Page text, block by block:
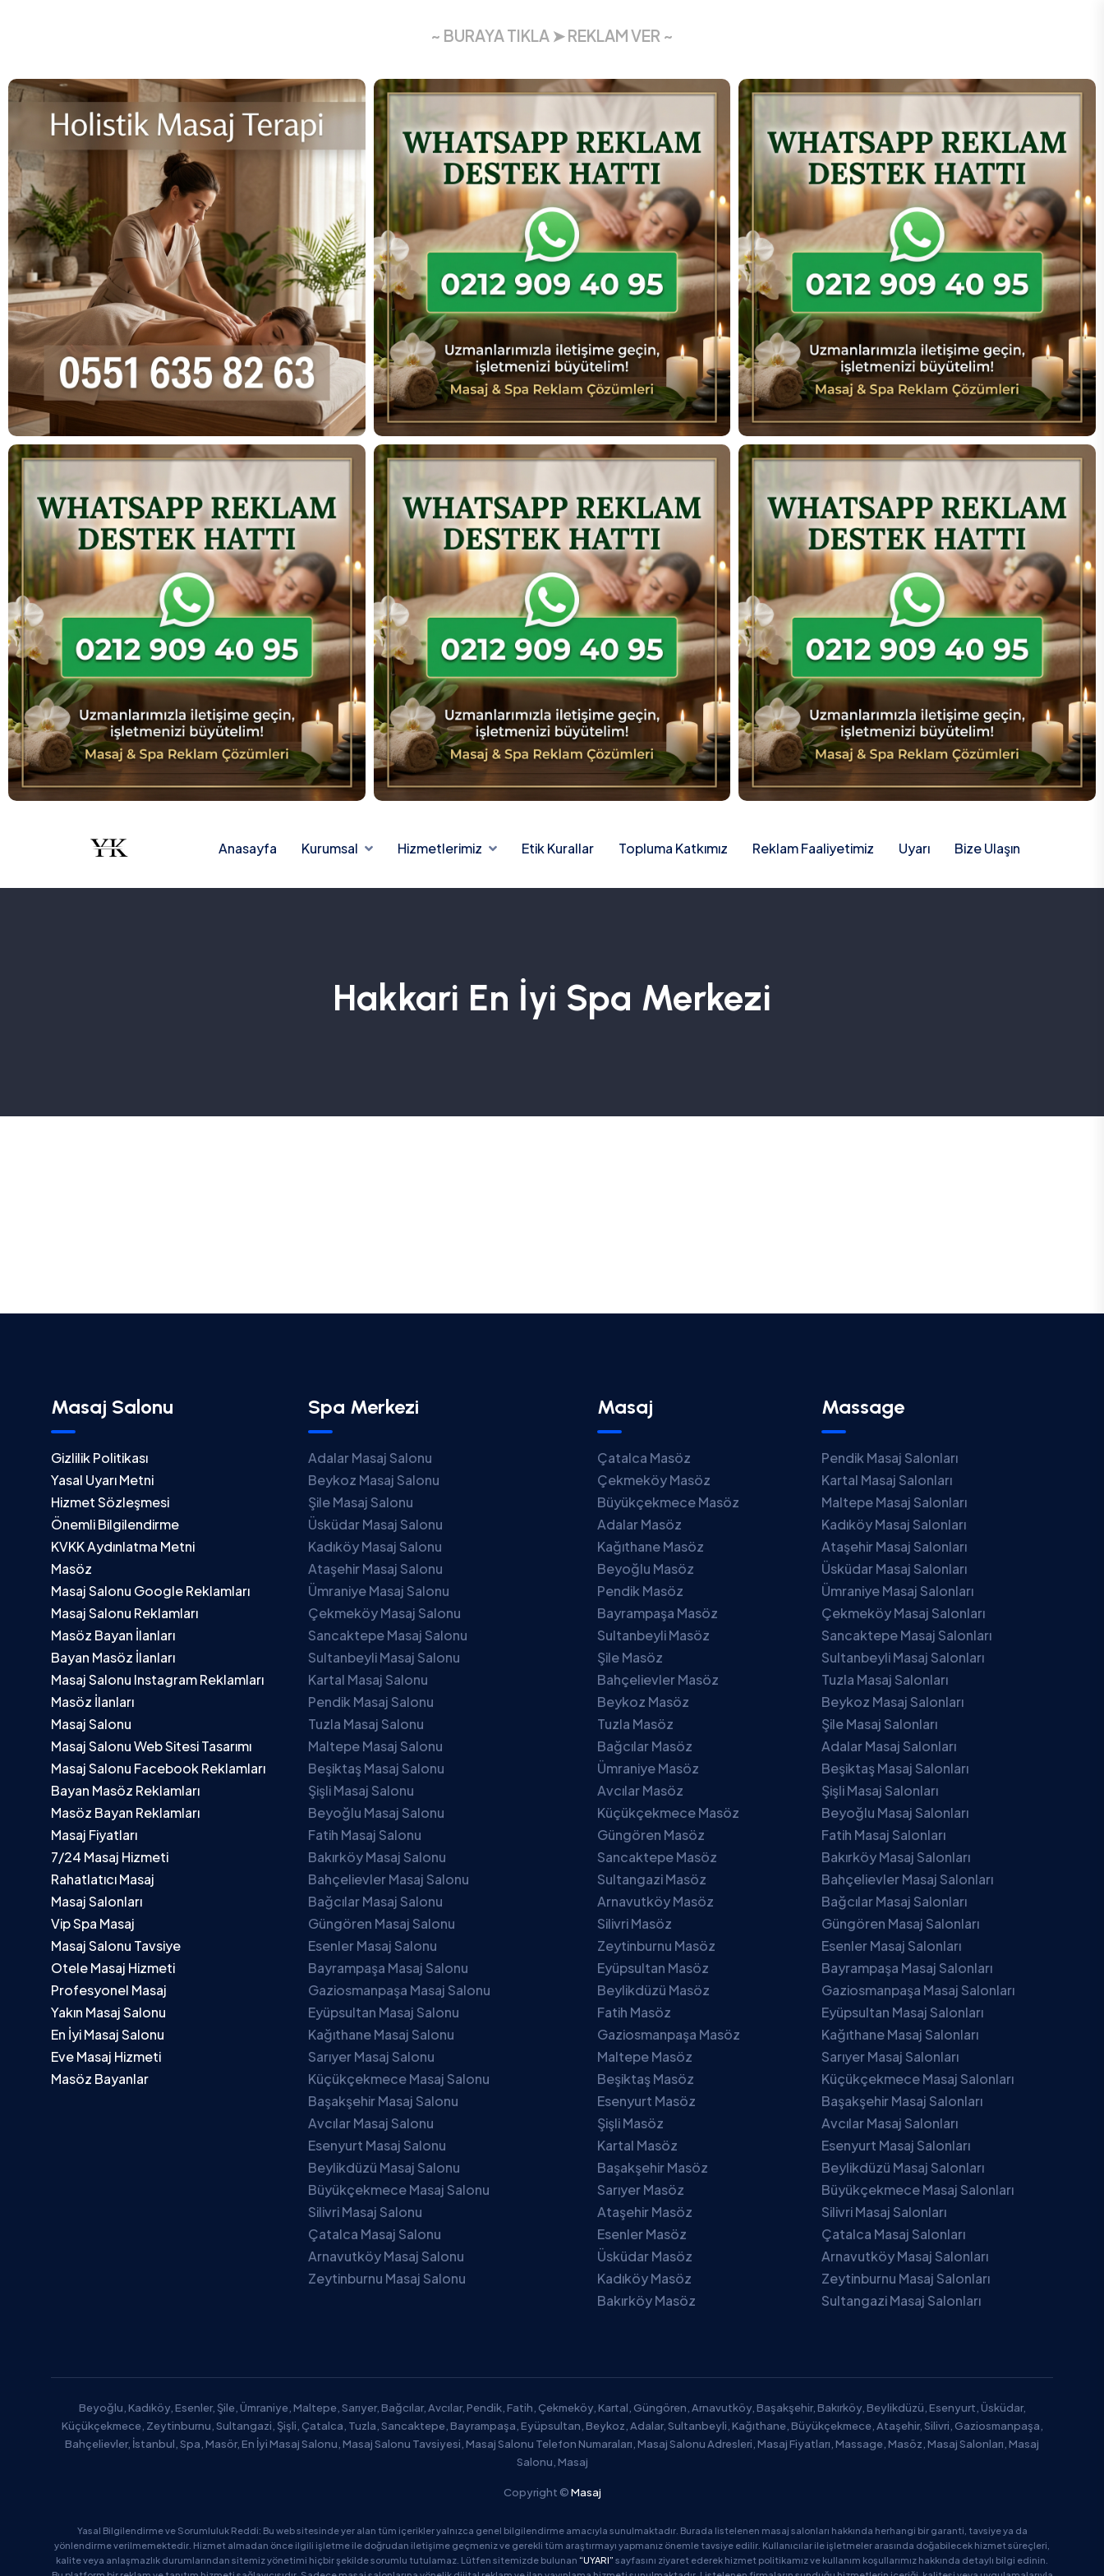
~ BURAYA TIKLA ➤ REKLAM VER ~
Anasayfa Kurumsal Hizmetlerimiz Etik Kurallar Topluma Katkımız Reklam Faaliyetimiz Uyarı Bize Ulaşın
Hakkari En İyi Spa Merkezi
Masaj Salonu
Gizlilik Politikası
Yasal Uyarı Metni
Hizmet Sözleşmesi
Önemli Bilgilendirme
KVKK Aydınlatma Metni
Masöz
Masaj Salonu Google Reklamları
Masaj Salonu Reklamları
Masöz Bayan İlanları
Bayan Masöz İlanları
Masaj Salonu Instagram Reklamları
Masöz İlanları
Masaj Salonu
Masaj Salonu Web Sitesi Tasarımı
Masaj Salonu Facebook Reklamları
Bayan Masöz Reklamları
Masöz Bayan Reklamları
Masaj Fiyatları
7/24 Masaj Hizmeti
Rahatlatıcı Masaj
Masaj Salonları
Vip Spa Masaj
Masaj Salonu Tavsiye
Otele Masaj Hizmeti
Profesyonel Masaj
Yakın Masaj Salonu
En İyi Masaj Salonu
Eve Masaj Hizmeti
Masöz Bayanlar
Spa Merkezi
Adalar Masaj Salonu
Beykoz Masaj Salonu
Şile Masaj Salonu
Üsküdar Masaj Salonu
Kadıköy Masaj Salonu
Ataşehir Masaj Salonu
Ümraniye Masaj Salonu
Çekmeköy Masaj Salonu
Sancaktepe Masaj Salonu
Sultanbeyli Masaj Salonu
Kartal Masaj Salonu
Pendik Masaj Salonu
Tuzla Masaj Salonu
Maltepe Masaj Salonu
Beşiktaş Masaj Salonu
Şişli Masaj Salonu
Beyoğlu Masaj Salonu
Fatih Masaj Salonu
Bakırköy Masaj Salonu
Bahçelievler Masaj Salonu
Bağcılar Masaj Salonu
Güngören Masaj Salonu
Esenler Masaj Salonu
Bayrampaşa Masaj Salonu
Gaziosmanpaşa Masaj Salonu
Eyüpsultan Masaj Salonu
Kağıthane Masaj Salonu
Sarıyer Masaj Salonu
Küçükçekmece Masaj Salonu
Başakşehir Masaj Salonu
Avcılar Masaj Salonu
Esenyurt Masaj Salonu
Beylikdüzü Masaj Salonu
Büyükçekmece Masaj Salonu
Silivri Masaj Salonu
Çatalca Masaj Salonu
Arnavutköy Masaj Salonu
Zeytinburnu Masaj Salonu
Masaj
Çatalca Masöz
Çekmeköy Masöz
Büyükçekmece Masöz
Adalar Masöz
Kağıthane Masöz
Beyoğlu Masöz
Pendik Masöz
Bayrampaşa Masöz
Sultanbeyli Masöz
Şile Masöz
Bahçelievler Masöz
Beykoz Masöz
Tuzla Masöz
Bağcılar Masöz
Ümraniye Masöz
Avcılar Masöz
Küçükçekmece Masöz
Güngören Masöz
Sancaktepe Masöz
Sultangazi Masöz
Arnavutköy Masöz
Silivri Masöz
Zeytinburnu Masöz
Eyüpsultan Masöz
Beylikdüzü Masöz
Fatih Masöz
Gaziosmanpaşa Masöz
Maltepe Masöz
Beşiktaş Masöz
Esenyurt Masöz
Şişli Masöz
Kartal Masöz
Başakşehir Masöz
Sarıyer Masöz
Ataşehir Masöz
Esenler Masöz
Üsküdar Masöz
Kadıköy Masöz
Bakırköy Masöz
Massage
Pendik Masaj Salonları
Kartal Masaj Salonları
Maltepe Masaj Salonları
Kadıköy Masaj Salonları
Ataşehir Masaj Salonları
Üsküdar Masaj Salonları
Ümraniye Masaj Salonları
Çekmeköy Masaj Salonları
Sancaktepe Masaj Salonları
Sultanbeyli Masaj Salonları
Tuzla Masaj Salonları
Beykoz Masaj Salonları
Şile Masaj Salonları
Adalar Masaj Salonları
Beşiktaş Masaj Salonları
Şişli Masaj Salonları
Beyoğlu Masaj Salonları
Fatih Masaj Salonları
Bakırköy Masaj Salonları
Bahçelievler Masaj Salonları
Bağcılar Masaj Salonları
Güngören Masaj Salonları
Esenler Masaj Salonları
Bayrampaşa Masaj Salonları
Gaziosmanpaşa Masaj Salonları
Eyüpsultan Masaj Salonları
Kağıthane Masaj Salonları
Sarıyer Masaj Salonları
Küçükçekmece Masaj Salonları
Başakşehir Masaj Salonları
Avcılar Masaj Salonları
Esenyurt Masaj Salonları
Beylikdüzü Masaj Salonları
Büyükçekmece Masaj Salonları
Silivri Masaj Salonları
Çatalca Masaj Salonları
Arnavutköy Masaj Salonları
Zeytinburnu Masaj Salonları
Sultangazi Masaj Salonları
Beyoğlu, Kadıköy, Esenler, Şile, Ümraniye, Maltepe, Sarıyer, Bağcılar, Avcılar, Pendik, Fatih, Çekmeköy, Kartal, Güngören, Arnavutköy, Başakşehir, Bakırköy, Beylikdüzü, Esenyurt, Üsküdar,
Küçükçekmece, Zeytinburnu, Sultangazi, Şişli, Çatalca, Tuzla, Sancaktepe, Bayrampaşa, Eyüpsultan, Beykoz, Adalar, Sultanbeyli, Kağıthane, Büyükçekmece, Ataşehir, Silivri, Gaziosmanpaşa,
Bahçelievler, İstanbul, Spa, Masör, En İyi Masaj Salonu, Masaj Salonu Tavsiyesi, Masaj Salonu Telefon Numaraları, Masaj Salonu Adresleri, Masaj Fiyatları, Massage, Masöz, Masaj Salonları, Masaj
Salonu, Masaj
Copyright ©Masaj
Yasal Bilgilendirme ve Sorumluluk Reddi: Bu web sitesinde yer alan tüm içerikler yalnızca genel bilgilendirme amacıyla sunulmaktadır. Burada listelenen masaj salonları hakkında herhangi bir garanti, tavsiye ya da
yönlendirme verilmemektedir. Hizmet almadan önce ilgili işletme ile doğrudan iletişime geçmeniz ve gerekli tüm araştırmayı yapmanız önemle tavsiye edilir. Kullanıcılar ile işletmeler arasında doğabilecek hizmet süreçleri,
kalite veya anlaşmazlık durumlarından sitemiz yönetimi hiçbir şekilde sorumlu tutulamaz. Lütfen sitemizde bulunan “UYARI” sayfasını ziyaret ederek hizmet politikamız ve kullanım koşullarımız hakkında detaylı bilgi edinin.